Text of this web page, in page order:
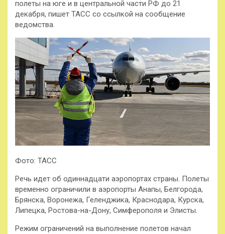
полеты на юге и в центральной части РФ до 21
декабря, пишет ТАСС со ссылкой на сообщение
ведомства.
Фото: ТАСС
Речь идет об одиннадцати аэропортах страны. Полеты
временно ограничили в аэропорты Анапы, Белгорода,
Брянска, Воронежа, Геленджика, Краснодара, Курска,
Липецка, Ростова-на-Дону, Симферополя и Элисты.
Режим ограничений на выполнение полетов начал